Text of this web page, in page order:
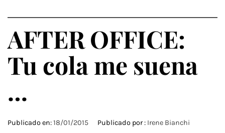
AFTER OFFICE:
Tu cola me suena
…
Publicado en:18/01/2015 Publicado por : Irene Bianchi